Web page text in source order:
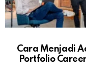
Cara Menjadi
Portfolio